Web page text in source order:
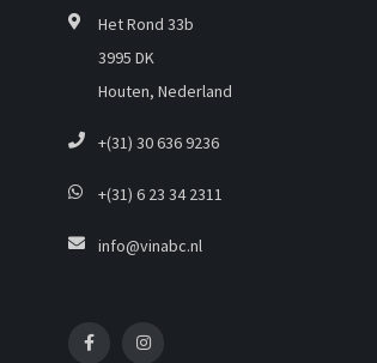
Het Rond 33b
3995 DK
Houten, Nederland
+(31) 30 636 9236
+(31) 6 23 34 2311
info@vinabc.nl